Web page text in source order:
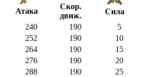
Атака
Скор.
движ.
Сила
240 190
5
252 190
10
264 190
15
276 190
20
288 190
25